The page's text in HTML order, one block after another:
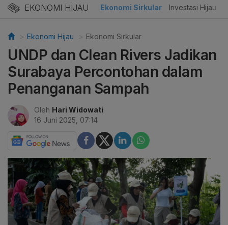
EKONOMI HIJAU
Energi Baru Ekonomi Sirkular Investasi Hijau
Ekonomi Hijau Ekonomi Sirkular
UNDP dan Clean Rivers Jadikan
Surabaya Percontohan dalam
Penanganan Sampah
Oleh Hari Widowati
16 Juni 2025, 07:14